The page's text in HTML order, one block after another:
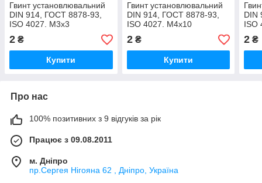
Гвинт установлювальний
DIN 914, ГОСТ 8878-93,
ISO 4027. М3х3
2 ₴
Купити
Гвинт установлювальний
DIN 914, ГОСТ 8878-93,
ISO 4027. М4х10
2₴
Купити
DIN
ISO
2 ₴
Про нас
100% позитивних з 9 відгуків за рік
Працює з 09.08.2011
м. Дніпро
пр.Сергея Нігояна 62 , Дніпро, Україна